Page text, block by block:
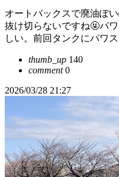
オートバックスで廃油ぽ
抜け切らないですね🤬パ
しい。前回タンクにパワ
thumb_up 140
comment0
2026/03/28 21:27